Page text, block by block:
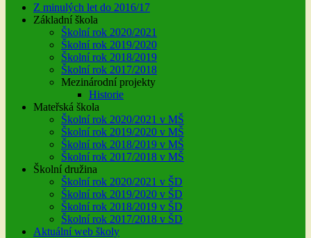
Z minulých let do 2016/17
Základní škola
Školní rok 2020/2021
Školní rok 2019/2020
Školní rok 2018/2019
Školní rok 2017/2018
Mezinárodní projekty
Historie
Mateřská škola
Školní rok 2020/2021 v MŠ
Školní rok 2019/2020 v MŠ
Školní rok 2018/2019 v MŠ
Školní rok 2017/2018 v MŠ
Školní družina
Školní rok 2020/2021 v ŠD
Školní rok 2019/2020 v ŠD
Školní rok 2018/2019 v ŠD
Školní rok 2017/2018 v ŠD
Aktuální web školy